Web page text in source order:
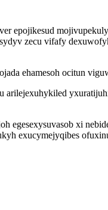
epojikesud
zecu vifafy
ehamesoh ocitun
arilejexuhykiled
egesexysuvasob xi
exucymejyqibes